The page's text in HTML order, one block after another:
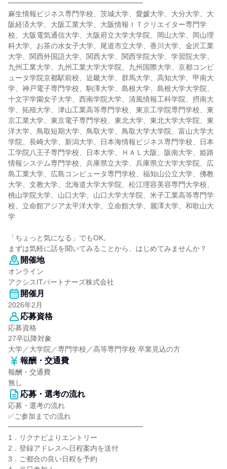
━━━━━━━━━━━━━━━━━━━
麻生情報ビジネス専門学校、茨城大学、愛媛大学、大分大学、大
阪経済大学、大阪工業大学、大阪情報ＩＴクリエイター専門学
校、大阪電気通信大学、大阪府立大学大学院、岡山大学、岡山理
科大学、お茶の水女子大学、尾道市立大学、香川大学、金沢工業
大学、関西外国語大学、関西大学、関西学院大学、学習院大学、
九州工業大学、九州工業大学大学院、九州国際大学、京都コンピ
ュータ学院京都駅前校、近畿大学、群馬大学、高知大学、甲南大
学、神戸電子専門学校、駒澤大学、島根大学、島根大学大学院、
十文字学園女子大学、西南学院大学、清風情報工科学院、摂南大
学、拓殖大学、津山工業高等専門学校、東京工学院専門学校、東
京工業大学、東京電子専門学校、東北大学、東北大学大学院、東
洋大学、鳥取短期大学、鳥取大学、鳥取大学大学院、富山大学大
学院、長崎大学、新潟大学、日本海情報ビジネス専門学校、日本
工学院八王子専門学校、日本大学、ＨＡＬ大阪、阪南大学、姫路
情報システム専門学校、兵庫県立大学、兵庫県立大学大学院、広
島工業大学、広島コンピュータ専門学校、福知山公立大学、佛教
大学、文教大学、北海道大学大学院、松江理容美容専門大学校、
桃山学院大学、山口大学、山口大学大学院、米子工業高等専門学
校、立命館アジア太平洋大学、立命館大学、麗澤大学、和歌山大
学
「ちょっと気になる」でもOK。
まずは気軽に話を聞いてみることから、はじめてみませんか？
開催地
オンライン
アクシスITパートナーズ株式会社
開催月
2026年2月
応募資格
応募資格
27卒以降対象
大学／大学院／専門学校／高等専門学校 卒業見込の方
報酬・交通費
報酬・交通費
無し
応募・選考の流れ
応募・選考の流れ
✅ご参加までの流れ
━━━━━━━━━━━━━━━━━━━
1．リクナビよりエントリー
2．登録アドレスへ日程案内を送付
3．ご都合の良い日程を予約